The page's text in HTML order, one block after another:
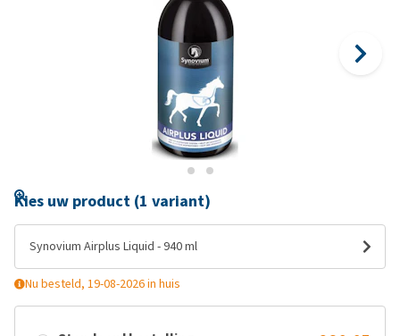
Kies uw product (1 variant)
Synovium Airplus Liquid - 940 ml
Nu besteld, 19-08-2026 in huis